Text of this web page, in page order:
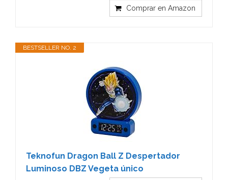
Comprar en Amazon
BESTSELLER NO. 2
Teknofun Dragon Ball Z Despertador
Luminoso DBZ Vegeta único